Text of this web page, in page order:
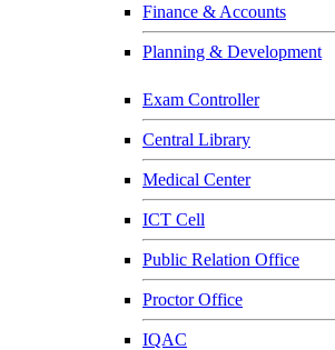
Finance & Accounts
Planning & Development
Exam Controller
Central Library
Medical Center
ICT Cell
Public Relation Office
Proctor Office
IQAC